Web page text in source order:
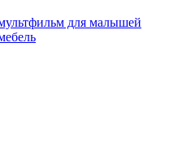
для малышей